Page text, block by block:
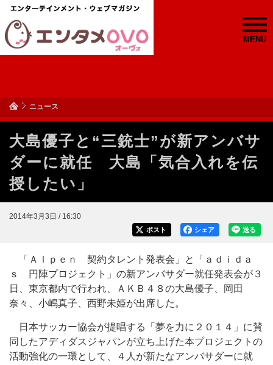
MENU
ニュース
大島優子と“三銃士”が新アンバサ
ダーに就任 大島「気合入れを伝
授したい」
2014年3月3日 / 16:30
送る
シェア
ポスト
「Ａｌｐｅｎ 契約タレント発表会」と「ａｄｉｄａ
ｓ 円陣プロジェクト」の新アンバサダー就任発表会が３
日、東京都内で行われ、ＡＫＢ４８の大島優子、岡田
奈々、小嶋真子、西野未姫が出席した。
日本サッカー協会が提唱する「夢を力に２０１４」に賛
同したアディダスジャパンが立ち上げた本プロジェクトの
活動強化の一環として、４人が新たなアンバサダーに就